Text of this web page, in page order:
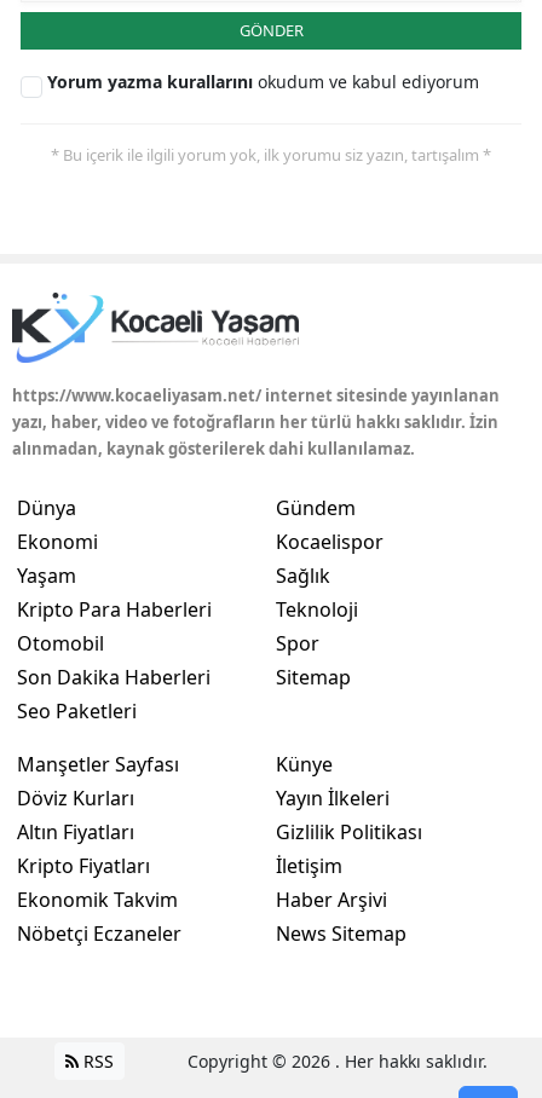
GÖNDER
Yorum yazma kurallarını okudum ve kabul ediyorum
* Bu içerik ile ilgili yorum yok, ilk yorumu siz yazın, tartışalım *
https://www.kocaeliyasam.net/ internet sitesinde yayınlanan
yazı, haber, video ve fotoğrafların her türlü hakkı saklıdır. İzin
alınmadan, kaynak gösterilerek dahi kullanılamaz.
Dünya
Ekonomi
Yaşam
Kripto Para Haberleri
Otomobil
Son Dakika Haberleri
Seo Paketleri
Gündem
Kocaelispor
Sağlık
Teknoloji
Spor
Sitemap
Manşetler Sayfası
Döviz Kurları
Altın Fiyatları
Kripto Fiyatları
Ekonomik Takvim
Nöbetçi Eczaneler
Künye
Yayın İlkeleri
Gizlilik Politikası
İletişim
Haber Arşivi
News Sitemap
RSS Copyright © 2026 . Her hakkı saklıdır.